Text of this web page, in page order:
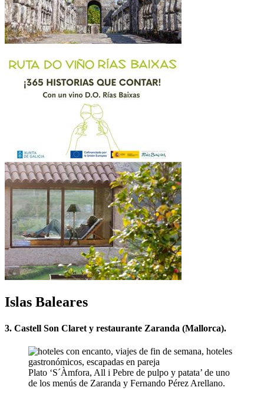
Islas Baleares
3. Castell Son Claret y restaurante Zaranda (Mallorca).
Plato ‘S´Àmfora, All i Pebre de pulpo y patata’ de uno
de los menús de Zaranda y Fernando Pérez Arellano.